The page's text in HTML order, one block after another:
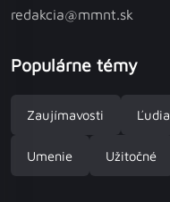
redakcia@mmnt.sk
Populárne témy
Zaujímavosti Ľudia
Umenie Užitočné